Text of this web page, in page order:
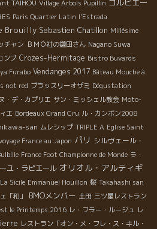
TAIHOU Village Arbois Pupillin コルビエー
Paris Quartier Latin l'Estrada
Brouilly Sebastien Chatillon Millésime
チャン ＢＭＯ社の鎌田さん Nagano Suwa
ンブ Crozes-Hermitage Bistro Buvards
Furabo Vendanges 2017 Bâteau Mouche à
not red ブラッスリーオザミ Dégustation
・デ・カプリエ サン・ミッシェル教会 Moto-
エ Bordeaux Grand Cru ル・カンボン2008
san ムレシップ TRIPLE A Eglise Saint
France au Japon パリ シルヴェール・
France Foot Championne de Monde ラ・
ユ・ラピエール オリオル・アルティギ
La Sicile Emmanuel Houillon 桜 Takahashi san
「和」 BMOメンバー 土田 三ツ星レストラン
le Printemps 2016 レ・フラー・ルージュ レ
レストラン「オン・メ・フレ・ス・キル・